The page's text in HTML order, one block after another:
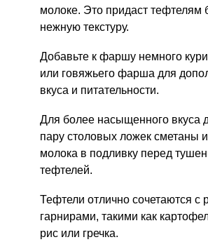
молоке. Это придаст тефтелям
нежную текстуру.
Добавьте к фаршу немного
или говяжьего фарша для
вкуса и питательности.
Для более насыщенного вкуса
пару столовых ложек сметаны
молока в подливку перед
тефтелей.
Тефтели отлично сочетаются с
гарнирами, такими как
рис или гречка.